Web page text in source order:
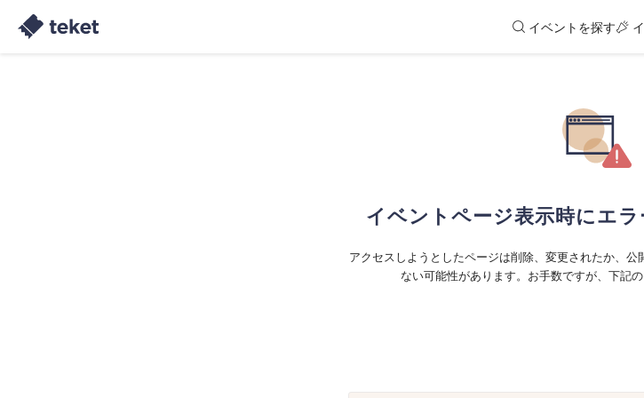
イベントを探す
イベントページ表示時にエラ
アクセスしようとしたページは削除、変更されたか、公
ない可能性があります。お手数ですが、下記